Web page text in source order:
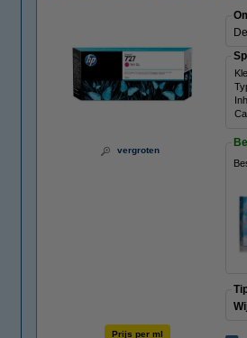
vergroten
Prijs per ml